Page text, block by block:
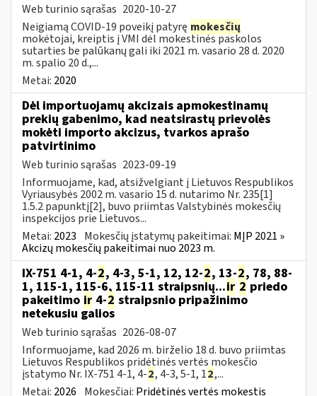
Web turinio sąrašas 2020-10-27
Neigiamą COVID-19 poveikį patyrę mokesčių
mokėtojai, kreiptis į VMI dėl mokestinės paskolos
sutarties be palūkanų gali iki 2021 m. vasario 28 d. 2020
m. spalio 20 d.,...
Metai: 2020
Dėl importuojamų akcizais apmokestinamų
prekių gabenimo, kad neatsirastų prievolės
mokėti importo akcizus, tvarkos aprašo
patvirtinimo
Web turinio sąrašas 2023-09-19
Informuojame, kad, atsižvelgiant į Lietuvos Respublikos
Vyriausybės 2002 m. vasario 15 d. nutarimo Nr. 235[1]
1.5.2 papunktį[2], buvo priimtas Valstybinės mokesčių
inspekcijos prie Lietuvos...
Metai: 2023 Mokesčių įstatymų pakeitimai: MĮP 2021 »
Akcizų mokesčių pakeitimai nuo 2023 m.
IX-751 4-1, 4-2, 4-3, 5-1, 12, 12-2, 13-2, 78, 88-
1, 115-1, 115-6, 115-11 straipsnių...ir 2 priedo
pakeitimo ir 4-2 straipsnio pripažinimo
netekusiu galios
Web turinio sąrašas 2026-08-07
Informuojame, kad 2026 m. birželio 18 d. buvo priimtas
Lietuvos Respublikos pridėtinės vertės mokesčio
įstatymo Nr. IX-751 4-1, 4-2, 4-3, 5-1, 12,...
Metai: 2026 Mokesčiai: Pridėtinės vertės mokestis